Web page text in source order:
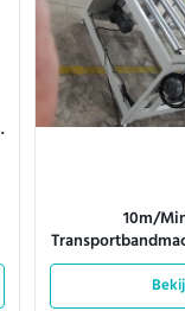
10m/
Cnc de